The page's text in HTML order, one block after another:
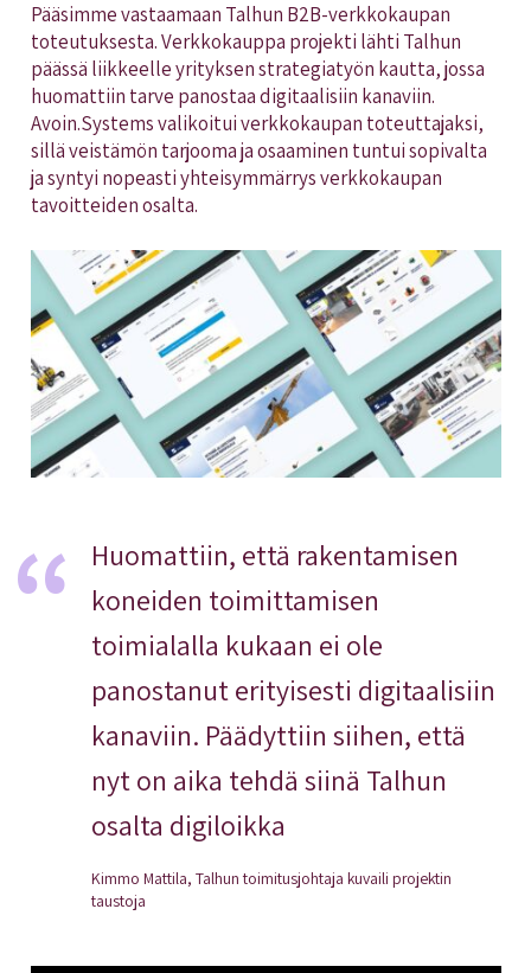
Pääsimme vastaamaan Talhun B2B-verkkokaupan
toteutuksesta. Verkkokauppa projekti lähti Talhun
päässä liikkeelle yrityksen strategiatyön kautta, jossa
huomattiin tarve panostaa digitaalisiin kanaviin.
Avoin.Systems valikoitui verkkokaupan toteuttajaksi,
sillä veistämön tarjooma ja osaaminen tuntui sopivalta
ja syntyi nopeasti yhteisymmärrys verkkokaupan
tavoitteiden osalta.
Huomattiin, että rakentamisen
koneiden toimittamisen
toimialalla kukaan ei ole
panostanut erityisesti digitaalisiin
kanaviin. Päädyttiin siihen, että
nyt on aika tehdä siinä Talhun
osalta digiloikka
Kimmo Mattila, Talhun toimitusjohtaja kuvaili projektin
taustoja